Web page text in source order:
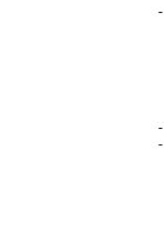
-
-
-